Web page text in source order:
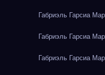
Габриэль Гарсиа
Габриэль Гарсиа
Габриэль Гарсиа